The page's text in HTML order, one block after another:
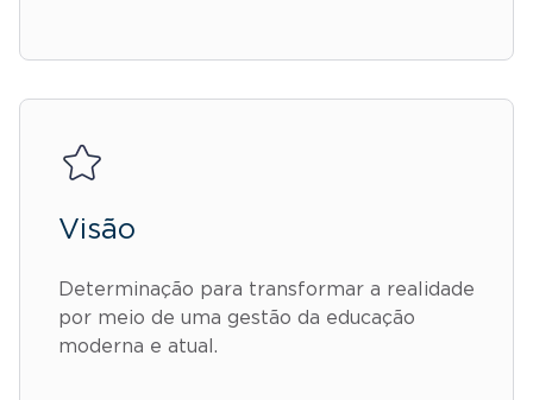
Visão
Determinação para transformar a realidade
por meio de uma gestão da educação
moderna e atual.